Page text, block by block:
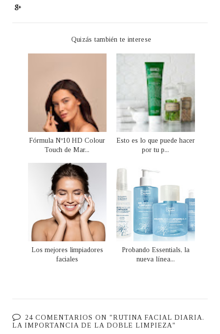
Quizás también te interese
Fórmula Nº10 HD Colour
Touch de Mar...
Esto es lo que puede hacer
por tu p...
Los mejores limpiadores
faciales
Probando Essentials, la
nueva línea...
24 COMENTARIOS ON "RUTINA FACIAL DIARIA.
LA IMPORTANCIA DE LA DOBLE LIMPIEZA"